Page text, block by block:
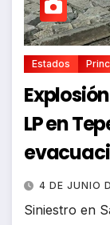
Estados
LP en
4 DE JUNIO
Siniestro en